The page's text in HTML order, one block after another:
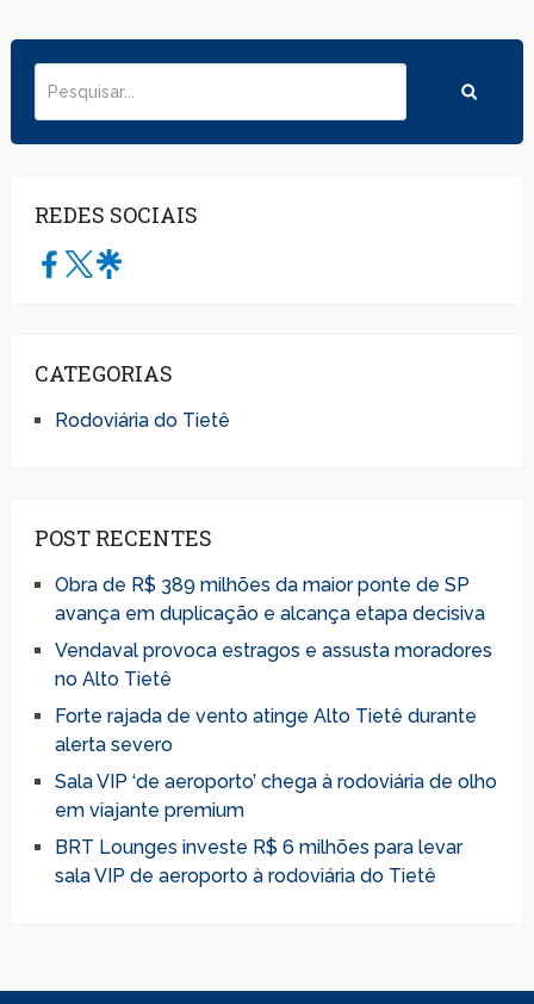
REDES SOCIAIS
CATEGORIAS
Rodoviária do Tietê
POST RECENTES
Obra de R$ 389 milhões da maior ponte de SP
avança em duplicação e alcança etapa decisiva
Vendaval provoca estragos e assusta moradores
no Alto Tietê
Forte rajada de vento atinge Alto Tietê durante
alerta severo
Sala VIP ‘de aeroporto’ chega à rodoviária de olho
em viajante premium
BRT Lounges investe R$ 6 milhões para levar
sala VIP de aeroporto à rodoviária do Tietê